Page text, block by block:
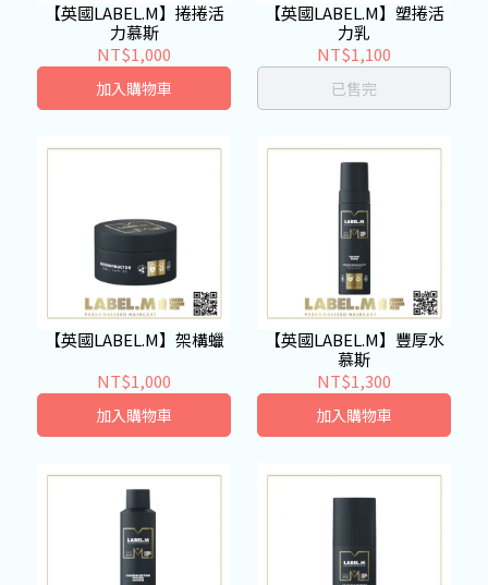
【英國LABEL.M】捲捲活
力慕斯
NT$1,000
加入購物車
【英國LABEL.M】塑捲活
力乳
NT$1,100
已售完
【英國LABEL.M】架構蠟
NT$1,000
加入購物車
【英國LABEL.M】豐厚水
慕斯
NT$1,300
加入購物車